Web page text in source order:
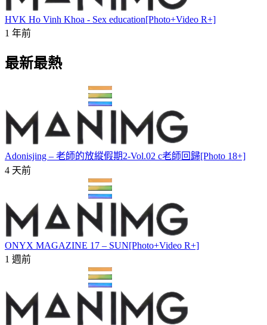
HVK Ho Vinh Khoa - Sex education[Photo+Video R+]
1 年前
最新最熱
Adonisjing – 老師的放縱假期2-Vol.02 c老師回歸[Photo 18+]
4 天前
ONYX MAGAZINE 17 – SUN[Photo+Video R+]
1 週前